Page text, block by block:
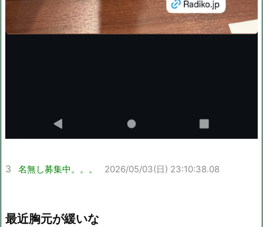
3 名無し募集中。。。 2026/05/03(日) 23:10:38.08
最近胸元が緩いな